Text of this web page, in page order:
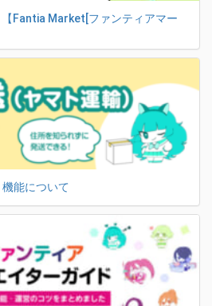
Fantia Market[ファンティアマー
能について